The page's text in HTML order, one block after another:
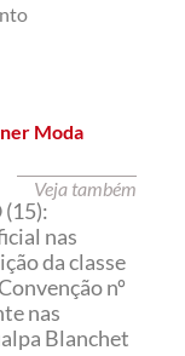
Moda
Veja também
nas
da classe
nº
nas
Blanchet